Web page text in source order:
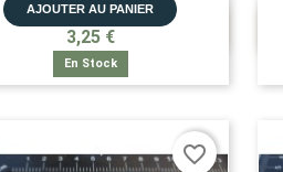
AJOUTER AU PANIER
3,25 €
En Stock
APERÇU RAPIDE
favorite_border